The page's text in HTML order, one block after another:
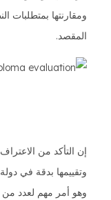
ومقارنتها بمتطلبات
المقصد.
إن التأكد من
وتقييمها بدقة في
وهو أمر مهم لعدد من